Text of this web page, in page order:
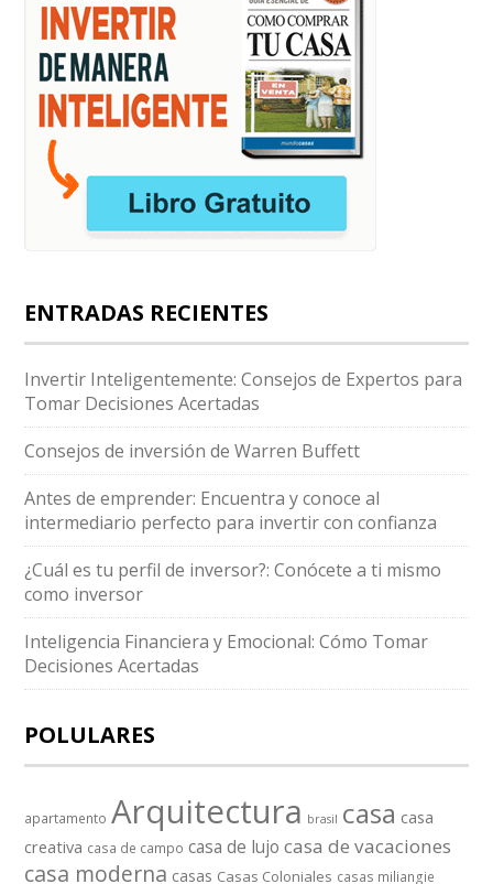
ENTRADAS RECIENTES
Invertir Inteligentemente: Consejos de Expertos para
Tomar Decisiones Acertadas
Consejos de inversión de Warren Buffett
Antes de emprender: Encuentra y conoce al
intermediario perfecto para invertir con confianza
¿Cuál es tu perfil de inversor?: Conócete a ti mismo
como inversor
Inteligencia Financiera y Emocional: Cómo Tomar
Decisiones Acertadas
POLULARES
apartamento Arquitectura brasil casa casa
creativa casa de campo casa de lujo casa de vacaciones
casa moderna casas Casas Coloniales casas miliangie